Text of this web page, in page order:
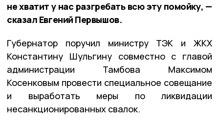
не хватит у нас разгребать всю эту помойку, —
сказал Евгений Первышов.
Губернатор поручил министру ТЭК и ЖКХ
Константину Шульгину совместно с главой
администрации Тамбова Максимом
Косенковым провести специальное совещание
и выработать меры по ликвидации
несанкционированных свалок.